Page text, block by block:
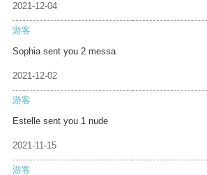
2021-12-04
游客
Sophia sent you 2 messa
2021-12-02
游客
Estelle sent you 1 nude
2021-11-15
游客